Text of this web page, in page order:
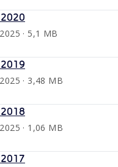
· 5,1 MB
· 3,48 MB
· 1,06 MB